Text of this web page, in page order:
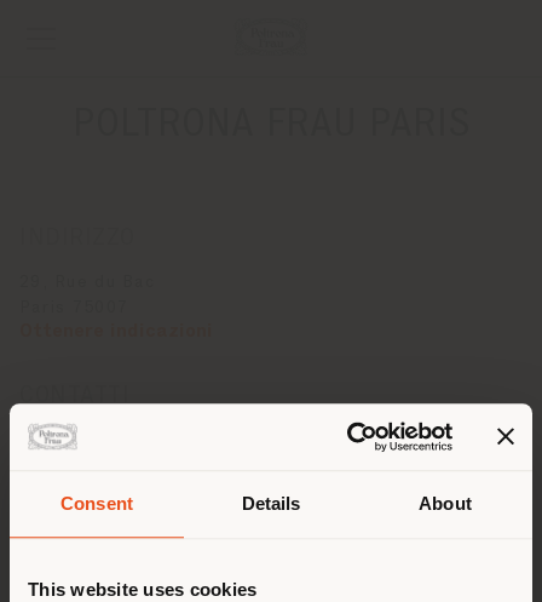
Consent Details About
This website uses cookies
Telefono + 33 1 42227449
RICHIEDI APPUNTAMENTO